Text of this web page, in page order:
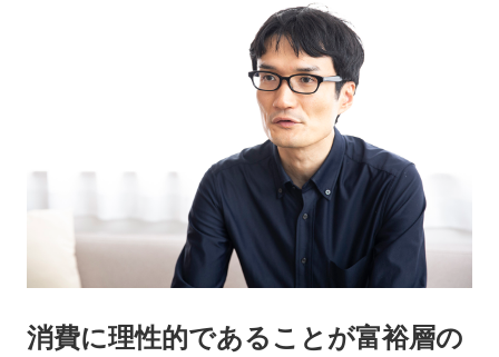
消費に理性的であることが富裕層の